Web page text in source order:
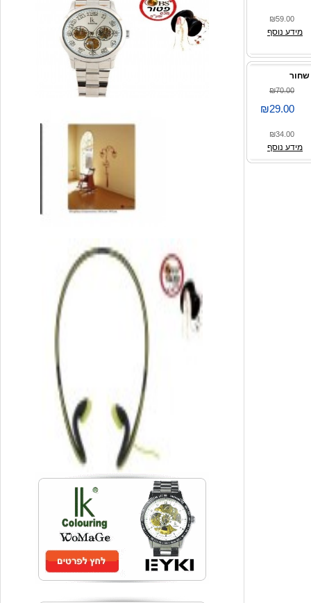
₪59.00
מידע נוסף
₪70.00
₪29.00
₪34.00
מידע נוסף